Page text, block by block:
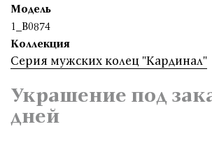
Модель
1_B0874
Коллекция
Серия мужских колец "Кардинал"
Украшение под
дней